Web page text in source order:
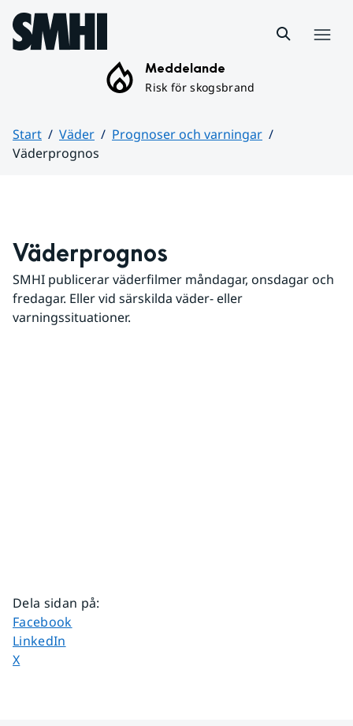
Hoppa till sidans innehåll
Meddelande
Risk för skogsbrand
Start Väder
Prognoser och varningar
Väderprognos
Väderprognos
SMHI publicerar väderfilmer måndagar, onsdagar och
fredagar. Eller vid särskilda väder- eller
varningssituationer.
Dela sidan på:
Dela sidan på
Facebook
Dela sidan på
LinkedIn
Dela sidan på
X